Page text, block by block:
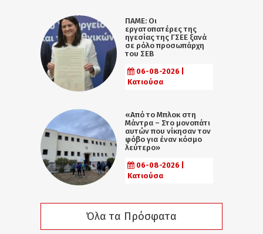
ΠΑΜΕ: Οι
εργατοπατέρες της
ηγεσίας της ΓΣΕΕ ξανά
σε ρόλο προσωπάρχη
του ΣΕΒ
06-08-2026 |
Κατιούσα
«Από το Μπλοκ στη
Μάντρα – Στο μονοπάτι
αυτών που νίκησαν τον
φόβο για έναν κόσμο
λεύτερο»
06-08-2026 |
Κατιούσα
Όλα τα Πρόσφατα